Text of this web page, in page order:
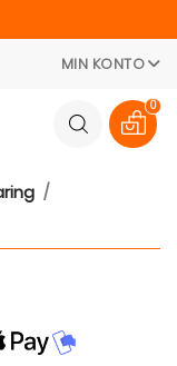
MIN KONTO
0